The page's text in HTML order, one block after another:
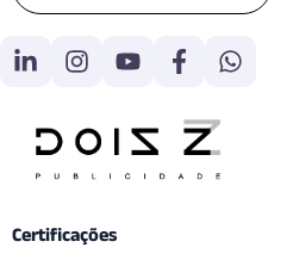
Certificações